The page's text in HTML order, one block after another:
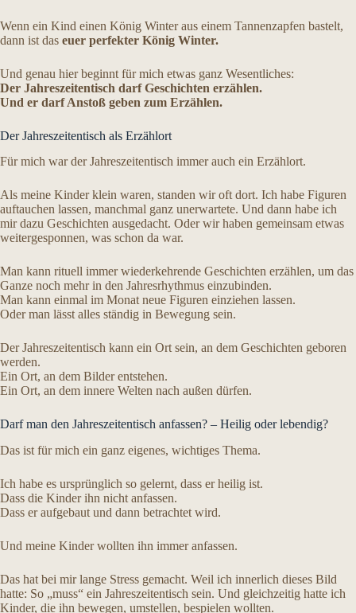
Wenn ein Kind einen König Winter aus einem Tannenzapfen bastelt,
dann ist das euer perfekter König Winter.
Und genau hier beginnt für mich etwas ganz Wesentliches:
Der Jahreszeitentisch darf Geschichten erzählen.
Und er darf Anstoß geben zum Erzählen.
Der Jahreszeitentisch als Erzählort
Für mich war der Jahreszeitentisch immer auch ein Erzählort.
Als meine Kinder klein waren, standen wir oft dort. Ich habe Figuren
auftauchen lassen, manchmal ganz unerwartete. Und dann habe ich
mir dazu Geschichten ausgedacht. Oder wir haben gemeinsam etwas
weitergesponnen, was schon da war.
Man kann rituell immer wiederkehrende Geschichten erzählen, um das
Ganze noch mehr in den Jahresrhythmus einzubinden.
Man kann einmal im Monat neue Figuren einziehen lassen.
Oder man lässt alles ständig in Bewegung sein.
Der Jahreszeitentisch kann ein Ort sein, an dem Geschichten geboren
werden.
Ein Ort, an dem Bilder entstehen.
Ein Ort, an dem innere Welten nach außen dürfen.
Darf man den Jahreszeitentisch anfassen? – Heilig oder lebendig?
Das ist für mich ein ganz eigenes, wichtiges Thema.
Ich habe es ursprünglich so gelernt, dass er heilig ist.
Dass die Kinder ihn nicht anfassen.
Dass er aufgebaut und dann betrachtet wird.
Und meine Kinder wollten ihn immer anfassen.
Das hat bei mir lange Stress gemacht. Weil ich innerlich dieses Bild
hatte: So „muss“ ein Jahreszeitentisch sein. Und gleichzeitig hatte ich
Kinder, die ihn bewegen, umstellen, bespielen wollten.